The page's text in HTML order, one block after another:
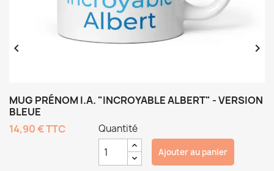
 
MUG PRÉNOM I.A. "INCROYABLE ALBERT" - VERSION
BLEUE
14,90 €TTC Quantité
Ajouter au panier